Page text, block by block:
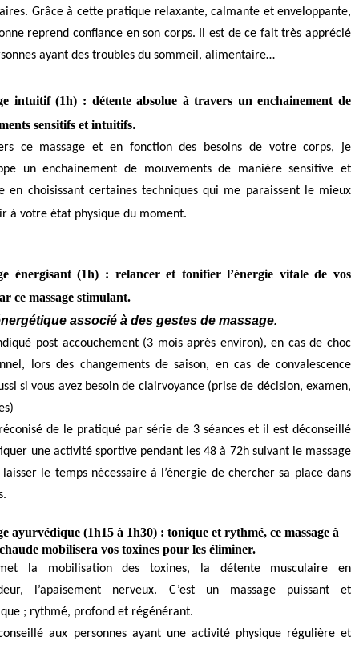
Grâce à cette pratique relaxante, calmante et enveloppante,
reprend confiance en son corps. Il est de ce fait très apprécié
ayant des troubles du sommeil, alimentaire…
intuitif (1h) : détente absolue à travers un enchainement de
sensitifs et intuitifs.
ce massage et en fonction des besoins de votre corps, je
un enchainement de mouvements de manière sensitive et
en choisissant certaines techniques qui me paraissent le mieux
à votre état physique du moment.
énergisant (1h) : relancer et tonifier l’énergie vitale de vos
ce massage stimulant.
associé à des gestes de massage.
post accouchement (3 mois après environ), en cas de choc
lors des changements de saison, en cas de convalescence
si vous avez besoin de clairvoyance (prise de décision, examen,
de le pratiqué par série de 3 séances et il est déconseillé
une activité sportive pendant les 48 à 72h suivant le massage
le temps nécessaire à l’énergie de chercher sa place dans
ayurvédique (1h15 à 1h30) : tonique et rythmé, ce massage à
mobilisera vos toxines pour les éliminer.
la mobilisation des toxines, la détente musculaire en
l’apaisement nerveux. C’est un massage puissant et
; rythmé, profond et régénérant.
aux personnes ayant une activité physique régulière et